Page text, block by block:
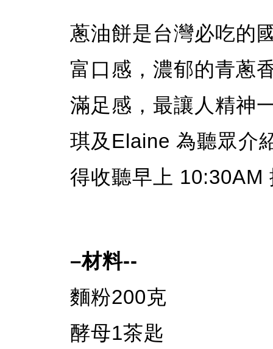
蔥油餅是台灣必吃的
富口感，濃郁的青蔥
滿足感，最讓人精神
琪及Elaine 為聽眾介
得收聽早上 10:30AM
–材料--
麵粉200克
酵母1茶匙